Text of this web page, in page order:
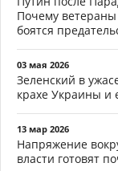
Почему
боятся
03 мая 2026
Зеленский в
крахе Украины и
13 мар 2026
Напряжение
власти готовят